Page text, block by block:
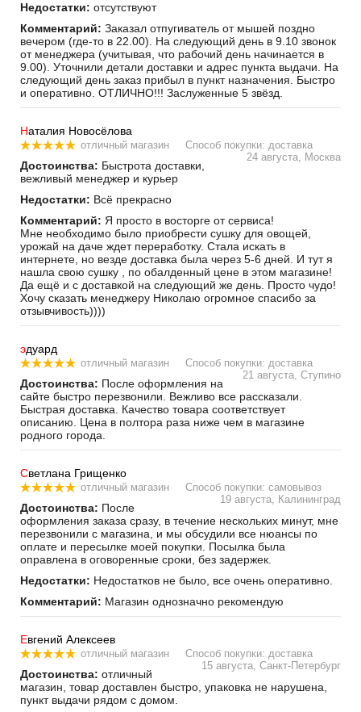
Недостатки: отсутствуют
Комментарий: Заказал отпугиватель от мышей поздно
вечером (где-то в 22.00). На следующий день в 9.10 звонок
от менеджера (учитывая, что рабочий день начинается в
9.00). Уточнили детали доставки и адрес пункта выдачи. На
следующий день заказ прибыл в пункт назначения. Быстро
и оперативно. ОТЛИЧНО!!! Заслуженные 5 звёзд.
Наталия Новосёлова
отличный магазин
Способ покупки: доставка
24 августа, Москва
Достоинства: Быстрота доставки,
вежливый менеджер и курьер
Недостатки: Всё прекрасно
Комментарий: Я просто в восторге от сервиса!
Мне необходимо было приобрести сушку для овощей,
урожай на даче ждет переработку. Стала искать в
интернете, но везде доставка была через 5-6 дней. И тут я
нашла свою сушку , по обалденный цене в этом магазине!
Да ещё и с доставкой на следующий же день. Просто чудо!
Хочу сказать менеджеру Николаю огромное спасибо за
отзывчивость))))
эдуард
отличный магазин
Способ покупки: доставка
21 августа, Ступино
Достоинства: После оформления на
сайте быстро перезвонили. Вежливо все рассказали.
Быстрая доставка. Качество товара соответствует
описанию. Цена в полтора раза ниже чем в магазине
родного города.
Светлана Грищенко
отличный магазин
Способ покупки: самовывоз
19 августа, Калининград
Достоинства: После
оформления заказа сразу, в течение нескольких минут, мне
перезвонили с магазина, и мы обсудили все нюансы по
оплате и пересылке моей покупки. Посылка была
оправлена в оговоренные сроки, без задержек.
Недостатки: Недостатков не было, все очень оперативно.
Комментарий: Магазин однозначно рекомендую
Евгений Алексеев
отличный магазин
Способ покупки: доставка
15 августа, Санкт-Петербург
Достоинства: отличный
магазин, товар доставлен быстро, упаковка не нарушена,
пункт выдачи рядом с домом.